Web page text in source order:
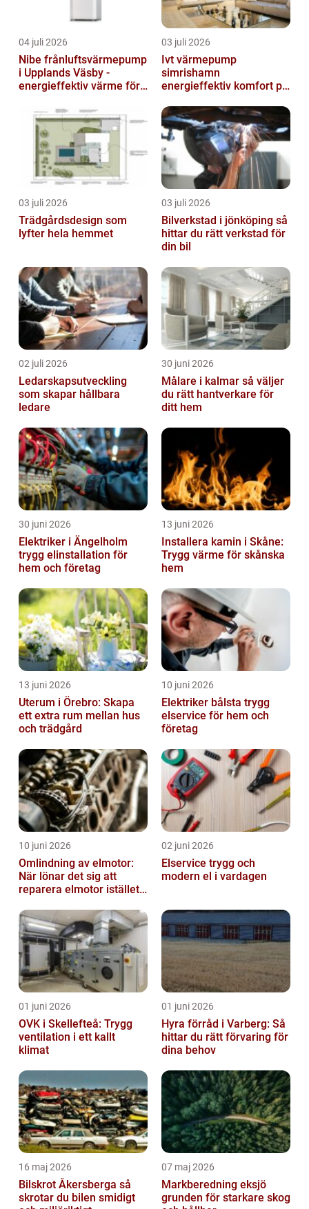
04 juli 2026
Nibe frånluftsvärmepump
i Upplands Väsby -
energieffektiv värme för
03 juli 2026
Ivt värmepump
simrishamn
energieffektiv komfort på
03 juli 2026
Trädgårdsdesign som
lyfter hela hemmet
03 juli 2026
Bilverkstad i jönköping så
hittar du rätt verkstad för
din bil
02 juli 2026
Ledarskapsutveckling
som skapar hållbara
ledare
30 juni 2026
Målare i kalmar så väljer
du rätt hantverkare för
ditt hem
30 juni 2026
Elektriker i Ängelholm
trygg elinstallation för
hem och företag
13 juni 2026
Installera kamin i Skåne:
Trygg värme för skånska
hem
13 juni 2026
Uterum i Örebro: Skapa
ett extra rum mellan hus
och trädgård
10 juni 2026
Elektriker bålsta trygg
elservice för hem och
företag
10 juni 2026
Omlindning av elmotor:
När lönar det sig att
reparera elmotor istället
02 juni 2026
Elservice trygg och
modern el i vardagen
01 juni 2026
OVK i Skellefteå: Trygg
ventilation i ett kallt
klimat
01 juni 2026
Hyra förråd i Varberg: Så
hittar du rätt förvaring för
dina behov
16 maj 2026
Bilskrot Åkersberga så
skrotar du bilen smidigt
07 maj 2026
Markberedning eksjö
grunden för starkare skog